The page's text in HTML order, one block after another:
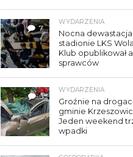
7
WYDARZENIA
Nocna dewastacja
stadionie LKS
Klub opublikował
sprawców
3
WYDARZENIA
Groźnie na
gminie
Jeden weekend
wpadki